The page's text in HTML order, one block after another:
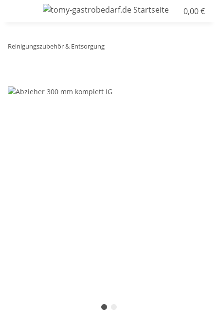
0,00 €
Reinigungszubehör & Entsorgung